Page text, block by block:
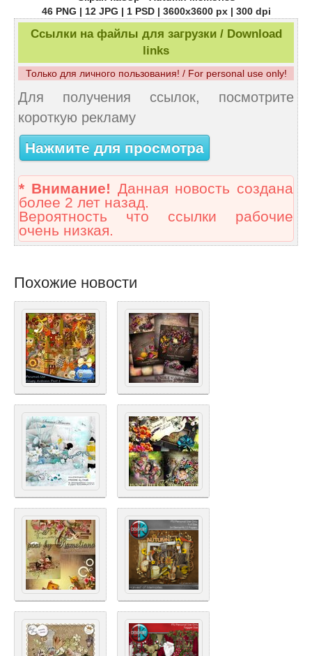
46 PNG | 12 JPG | 1 PSD | 3600х3600 px | 300 dpi
Ссылки на файлы для загрузки / Download
links
Только для личного пользования! / For personal use only!
Для получения ссылок, посмотрите
короткую рекламу
Нажмите для просмотра
* Внимание! Данная новость создана
более 2 лет назад.
Вероятность что ссылки рабочие
очень низкая.
Похожие новости